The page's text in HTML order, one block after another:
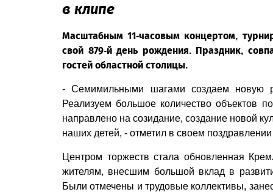
в клипе
Масштабным 11-часовым концертом,
свой 879-й день рождения. Праздник,
гостей областной столицы.
- Семимильными шагами создаем новую
Реализуем большое количество объектов
направлено на созидание, создание новой
наших детей, - отметил в своем
Центром торжеств стала обновленная
жителям, внесшим большой вклад в
Были отмечены и трудовые коллективы,